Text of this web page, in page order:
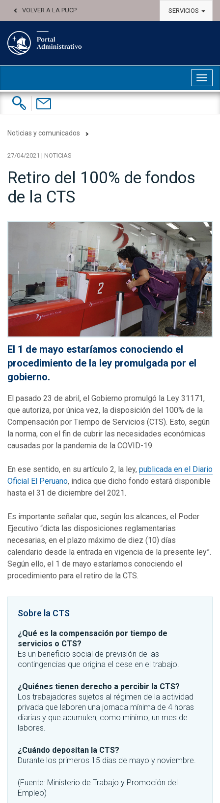
VOLVER A LA PUCP SERVICIOS
Buscar:
Contáctenos
Noticias y comunicados
27/04/2021 | NOTICIAS
Retiro del 100% de fondos
de la CTS
El 1 de mayo estaríamos conociendo el
procedimiento de la ley promulgada por el
gobierno.
El pasado 23 de abril, el Gobierno promulgó la Ley 31171,
que autoriza, por única vez, la disposición del 100% de la
Compensación por Tiempo de Servicios (CTS). Esto, según
la norma, con el fin de cubrir las necesidades económicas
causadas por la pandemia de la COVID-19.
En ese sentido, en su artículo 2, la ley, publicada en el Diario
Oficial El Peruano, indica que dicho fondo estará disponible
hasta el 31 de diciembre del 2021.
Es importante señalar que, según los alcances, el Poder
Ejecutivo “dicta las disposiciones reglamentarias
necesarias, en el plazo máximo de diez (10) días
calendario desde la entrada en vigencia de la presente ley”.
Según ello, el 1 de mayo estaríamos conociendo el
procedimiento para el retiro de la CTS.
Sobre la CTS
¿Qué es la compensación por tiempo de
servicios o CTS?
Es un beneficio social de previsión de las
contingencias que origina el cese en el trabajo.
¿Quiénes tienen derecho a percibir la CTS?
Los trabajadores sujetos al régimen de la actividad
privada que laboren una jornada mínima de 4 horas
diarias y que acumulen, como mínimo, un mes de
labores.
¿Cuándo depositan la CTS?
Durante los primeros 15 días de mayo y noviembre.
(Fuente: Ministerio de Trabajo y Promoción del
Empleo)